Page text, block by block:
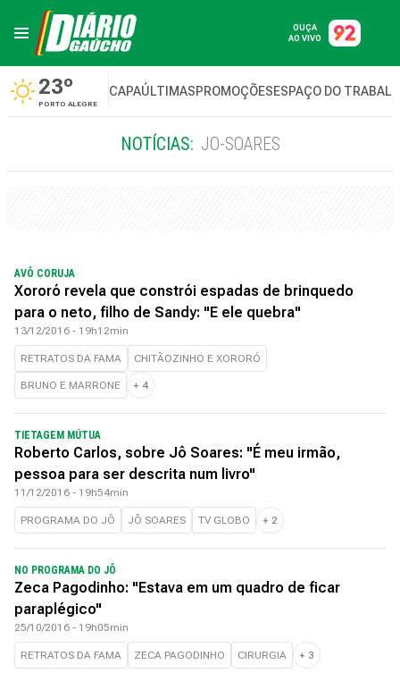
OUÇA
AO VIVO
23º
PORTO ALEGRE
CAPAÚLTIMASPROMOÇÕESESPAÇO DO
NOTÍCIAS: JO-SOARES
AVÔ CORUJA
Xororó revela que constrói espadas de brinquedo
para o neto, filho de Sandy: "E ele quebra"
13/12/2016 - 19h12min
RETRATOS DA FAMA CHITÃOZINHO E XORORÓ
BRUNO E MARRONE + 4
TIETAGEM MÚTUA
Roberto Carlos, sobre Jô Soares: "É meu irmão,
pessoa para ser descrita num livro"
11/12/2016 - 19h54min
PROGRAMA DO JÔ JÔ SOARES TV GLOBO + 2
NO PROGRAMA DO JÔ
Zeca Pagodinho: "Estava em um quadro de ficar
paraplégico"
25/10/2016 - 19h05min
RETRATOS DA FAMA ZECA PAGODINHO CIRURGIA + 3